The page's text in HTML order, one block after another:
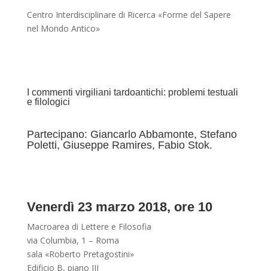
Centro Interdisciplinare di Ricerca «Forme del Sapere
nel Mondo Antico»
I commenti virgiliani tardoantichi: problemi testuali
e filologici
Partecipano: Giancarlo Abbamonte, Stefano
Poletti, Giuseppe Ramires, Fabio Stok.
Venerdì 23 marzo 2018, ore 10
Macroarea di Lettere e Filosofia
via Columbia, 1 – Roma
sala «Roberto Pretagostini»
Edificio B, piano III